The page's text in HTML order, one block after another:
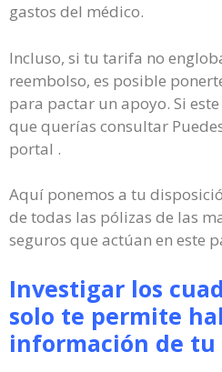
gastos del médico.
Incluso, si tu tarifa no
reembolso, es posible
para pactar un apoyo. Si
que querías consultar
portal .
Aquí ponemos a tu
de todas las pólizas de las
seguros que actúan en este
Investigar los
solo te permite
información de tu